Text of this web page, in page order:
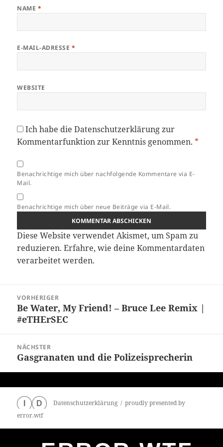
NAME *
E-MAIL-ADRESSE *
WEBSITE
Ich habe dieDatenschutzerklärungzur
Kommentarfunktion zur Kenntnis genommen. *
Benachrichtige mich über nachfolgende Kommentare via E-
Mail.
Benachrichtige mich über neue Beiträge via E-Mail.
Diese Website verwendet Akismet, um Spam zu
reduzieren.Erfahre, wie deine Kommentardaten
verarbeitet werden.
VORHERIGER
Vorheriger
Beitrag:
Be Water, My Friend! – Bruce Lee Remix |
#eTHErSEC
NÄCHSTER
Nächster
Beitrag:
Gasgranaten und die Polizeisprecherin
D Datenschutzerklärung
proudly presented by
error.wtf